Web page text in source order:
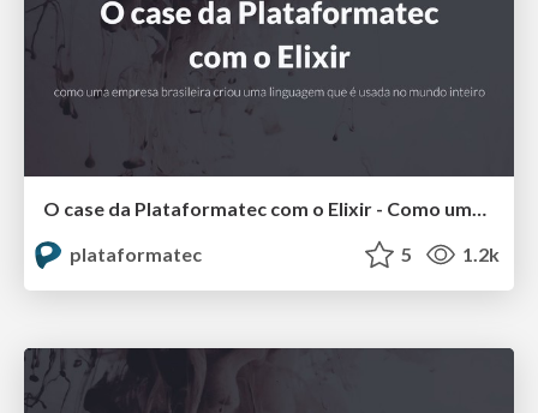
O case da Plataformatec com o Elixir - Como uma empresa brasileira criou uma linguagem que é usada no mundo inteiro @ Elixir Brasil 2019
plataformatec
5 1.2k